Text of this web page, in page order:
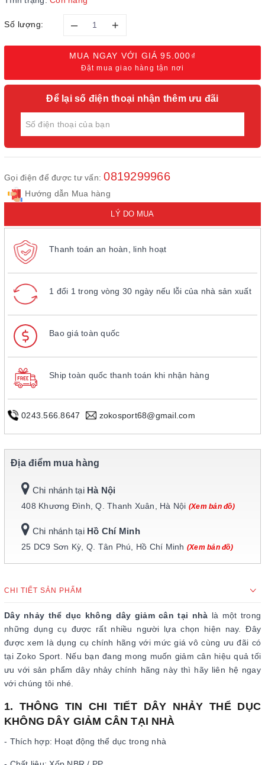
Số lượng: – +
MUA NGAY VỚI GIÁ95.000₫
Đặt mua giao hàng tận nơi
Để lại số điện thoại nhận thêm ưu đãi
Gọi điện để được tư vấn:0819299966
Hướng dẫn Mua hàng
LÝ DO MUA
Thanh toán an hoàn, linh hoạt
1 đổi 1 trong vòng 30 ngày nếu lỗi của nhà sản xuất
Bao giá toàn quốc
Ship toàn quốc thanh toán khi nhận hàng
0243.566.8647 zokosport68@gmail.com
Địa điểm mua hàng
Chi nhánh tại Hà Nội
408 Khương Đình, Q. Thanh Xuân, Hà Nội (Xem bản đồ)
Chi nhánh tại Hồ Chí Minh
25 DC9 Sơn Kỳ, Q. Tân Phú, Hồ Chí Minh (Xem bản đồ)
CHI TIẾT SẢN PHẨM
Dây nhảy thể dục không dây giảm cân tại nhà là một trong
những dụng cụ được rất nhiều người lựa chọn hiện nay. Đây
được xem là dụng cụ chính hãng với mức giá vô cùng ưu đãi có
tại Zoko Sport. Nếu bạn đang mong muốn giảm cân hiệu quả tối
ưu với sản phẩm dây nhảy chính hãng này thì hãy liên hệ ngay
với chúng tôi nhé.
1. THÔNG TIN CHI TIẾT DÂY NHẢY THỂ DỤC
KHÔNG DÂY GIẢM CÂN TẠI NHÀ
- Thích hợp: Hoạt động thể dục trong nhà